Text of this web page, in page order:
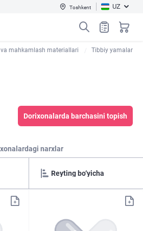
Toshkent UZ
mahkamlash materiallari Tibbiy yamalar
Dorixonalarda barchasini topish
narxlar